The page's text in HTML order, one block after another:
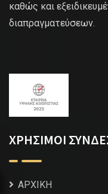
καθώς και
διαπραγματεύσεων.
ΧΡΗΣΙΜΟΙ
ΑΡΧΙΚΗ